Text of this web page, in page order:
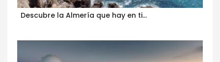
Descubre la Almería que hay en ti…